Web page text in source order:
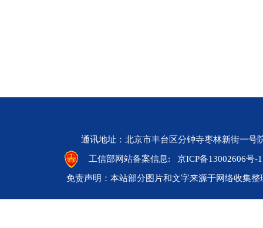
通讯地址：北京市丰台区分钟寺枣林新街一
工信部网站备案信息: 京ICP备13002606号-1
免责声明：本站部分图片和文字来源于网络收集